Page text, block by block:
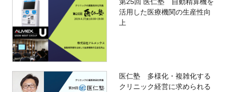
活用した医療機関の生産性向
上
医仁塾 多様化・複雑化する
クリニック経営に求められる